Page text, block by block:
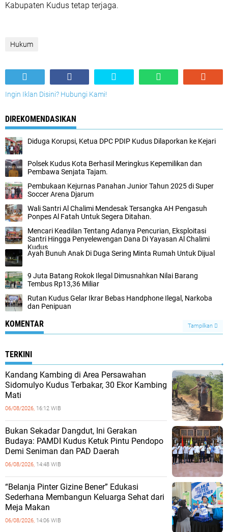
Kabupaten Kudus tetap terjaga.
Hukum
Ingin Iklan Disini? Hubungi Kami!
DIREKOMENDASIKAN
Diduga Korupsi, Ketua DPC PDIP Kudus Dilaporkan ke Kejari
Polsek Kudus Kota Berhasil Meringkus Kepemilikan dan
Pembawa Senjata Tajam.
Pembukaan Kejurnas Panahan Junior Tahun 2025 di Super
Soccer Arena Djarum
Wali Santri Al Chalimi Mendesak Tersangka AH Pengasuh
Ponpes Al Fatah Untuk Segera Ditahan.
Mencari Keadilan Tentang Adanya Pencurian, Eksploitasi
Santri Hingga Penyelewengan Dana Di Yayasan Al Chalimi
Kudus
Ayah Bunuh Anak Di Duga Sering Minta Rumah Untuk Dijual
9 Juta Batang Rokok Ilegal Dimusnahkan Nilai Barang
Tembus Rp13,36 Miliar
Rutan Kudus Gelar Ikrar Bebas Handphone Ilegal, Narkoba
dan Penipuan
KOMENTAR Tampilkan
TERKINI
Kandang Kambing di Area Persawahan
Sidomulyo Kudus Terbakar, 30 Ekor Kambing
Mati
06/08/2026, 16:12 WIB
Bukan Sekadar Dangdut, Ini Gerakan
Budaya: PAMDI Kudus Ketuk Pintu Pendopo
Demi Seniman dan PAD Daerah
06/08/2026, 14:48 WIB
“Belanja Pinter Gizine Bener” Edukasi
Sederhana Membangun Keluarga Sehat dari
Meja Makan
06/08/2026, 14:06 WIB